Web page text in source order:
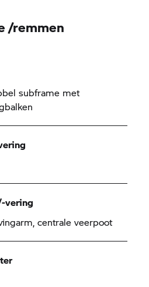
/remmen
subframe met
vering
centrale veerpoot